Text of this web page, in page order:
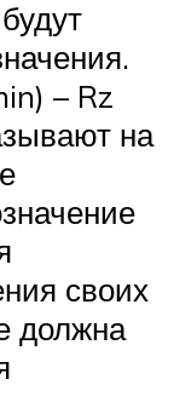
– Rz
на
своих
должна